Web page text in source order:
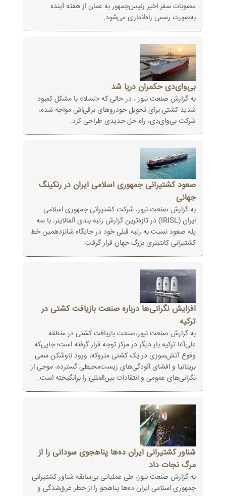
مصوبات سفر اخیر رئیس‌جمهور به عمان از هفته آینده
به‌صورت رسمی راه‌اندازی می‌شود.
بی‌وای‌دی حکمران دریا شد
به گزارش صنعت نیوز ، در حالی که «تسلا» با مشکل کمبود
شدید کشتی برای تحویل خودروهای برقی‌اش مواجه شده،
شرکت بی‌وای‌دی، راه حل جدیدی طراحی کرد.
صعود کشتیرانی جمهوری اسلامی ایران در رنکینگ
جهانی
به گزارش صنعت نیوز، شرکت کشتیرانی جمهوری اسلامی
ایران (IRISL) در تازه‌ترین گزارش رتبه بندی آلفالاینر، با سه
پله صعود نسبت به رتبه قبلی خود در جایگاه شانزدهمین خط
کشتیرانی کانتینری بزرگ جهان قرار گرفت.‌
افزایش نگرانی‌ها درباره صنعت بازیافت کشتی در
ترکیه
به گزارش صنعت نیوز،صنعت بازیافت کشتی در منطقه
علی‌آغا ترکیه بار دیگر در مرکز توجه قرار گرفته است؛ جایی‌که
وقوع آتش‌سوزی در یک کشتی متروکه، ورود ناوشکن سمی
بریتانیا و افشای آلودگی‌های زیست‌محیطی گسترده، موجی از
نگرانی‌های عمومی و انتقادات بین‌المللی را برانگیخته است.
شناور کشتیرانی ایران ده‌ها پناهجوی سودانی را از
مرگ نجات داد
به گزارش صنعت نیوز، طی عملیاتی بی‌سابقه شناور کشتیرانی
جمهوری اسلامی ایران ده‌ها پناهجو را از خطر غرق‌شدگی و